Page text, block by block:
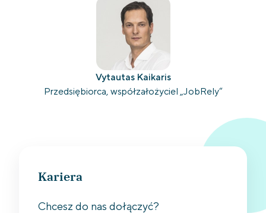
Vytautas Kaikaris
Przedsiębiorca, współzałożyciel „JobRely“
Kariera
Chcesz do nas dołączyć?